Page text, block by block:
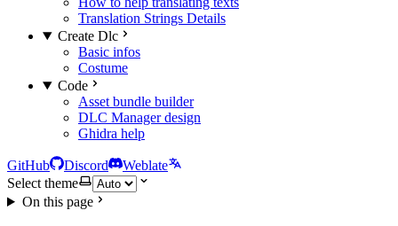
Translation Strings Details
Create Dlc
Basic infos
Costume
Code
Asset bundle builder
DLC Manager design
Ghidra help
GitHub Discord
Weblate
Select theme
On this page